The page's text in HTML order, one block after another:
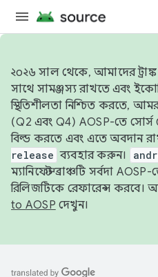
২০২৬ সাল থেকে, আমাদের
সাথে সামঞ্জস্য রাখতে এবং
স্থিতিশীলতা নিশ্চিত করতে,
(Q2 এবং Q4) AOSP-তে
বিল্ড করতে এবং এতে অবদান
release ব্যবহার করুন।
ম্যানিফেস্ট ব্রাঞ্চটি সর্বদা
রিলিজটিকে রেফারেন্স
to AOSP দেখুন।